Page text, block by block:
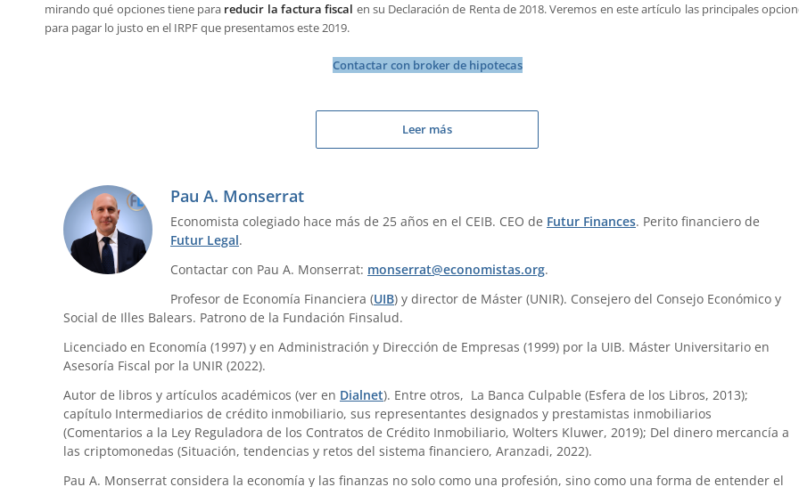
mirando qué opciones tiene para reducir la factura fiscal en su Declaración de Renta de 2018. Veremos en este artículo las principales
para pagar lo justo en el IRPF que presentamos este 2019.
Contactar con broker de hipotecas
Leer más
Pau A. Monserrat
Economista colegiado hace más de 25 años en el CEIB. CEO de Futur Finances. Perito financiero de
Futur Legal.
Contactar con Pau A. Monserrat: monserrat@economistas.org.
Profesor de Economía Financiera (UIB) y director de Máster (UNIR). Consejero del Consejo Económico y
Social de Illes Balears. Patrono de la Fundación Finsalud.
Licenciado en Economía (1997) y en Administración y Dirección de Empresas (1999) por la UIB. Máster Universitario en
Asesoría Fiscal por la UNIR (2022).
Autor de libros y artículos académicos (ver en Dialnet). Entre otros, La Banca Culpable (Esfera de los Libros, 2013);
capítulo Intermediarios de crédito inmobiliario, sus representantes designados y prestamistas inmobiliarios
(Comentarios a la Ley Reguladora de los Contratos de Crédito Inmobiliario, Wolters Kluwer, 2019); Del dinero mercancía a
las criptomonedas (Situación, tendencias y retos del sistema financiero, Aranzadi, 2022).
Pau A. Monserrat considera la economía y las finanzas no solo como una profesión, sino como una forma de entender el